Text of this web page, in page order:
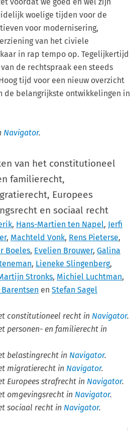
woelige tijden voor de
voor modernisering,
van het civiele
in rap tempo op. Tegelijkertijd
de rechtspraak een steeds
tijd voor een nieuw overzicht
de belangrijkste ontwikkelingen in
Navigator.
van het constitutioneel
familierecht,
Europees
en sociaal recht
, Hans-Martien ten Napel, Jerfi
, Machteld Vonk, Rens Pieterse,
Boeles, Evelien Brouwer, Galina
, Lieneke Slingenberg,
Stronks, Michiel Luchtman,
en Stefan Sagel
constitutioneel recht in Navigator.
personen- en familierecht in
belastingrecht in Navigator.
migratierecht in Navigator.
Europees strafrecht in Navigator.
omgevingsrecht in Navigator.
sociaal recht in Navigator.